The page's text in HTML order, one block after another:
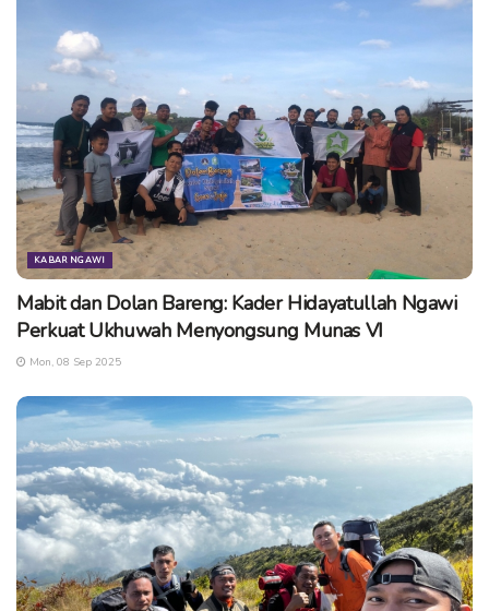
dinas kesehatan ngawi
Penjaringan Kesehatan di SMP Mulia
screening kesehatan
KABAR NGAWI
Mabit dan Dolan Bareng: Kader Hidayatullah Ngawi
Perkuat Ukhuwah Menyongsung Munas VI
Mon, 08 Sep 2025